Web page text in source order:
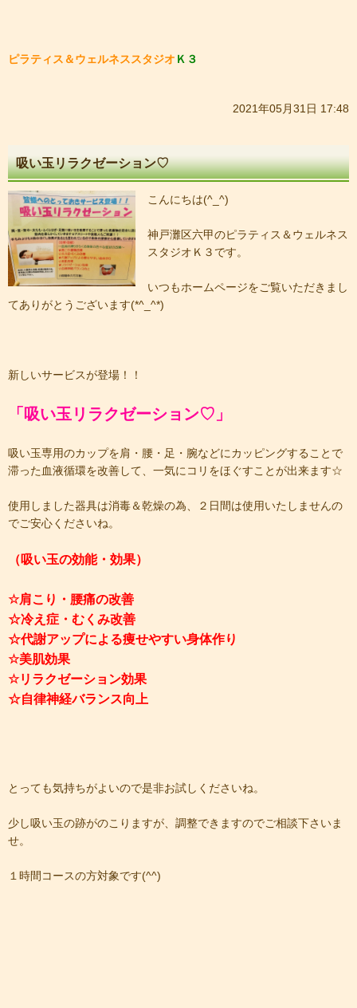
ピラティス＆ウェルネススタジオ Ｋ３
2021年05月31日 17:48
吸い玉リラクゼーション♡
こんにちは(^_^)
神戸灘区六甲のピラティス＆ウェルネス
スタジオＫ３です。
いつもホームページをご覧いただきまし
てありがとうございます(*^_^*)
新しいサービスが登場！！
「吸い玉リラクゼーション♡」
吸い玉専用のカップを肩・腰・足・腕などにカッピングすることで
滞った血液循環を改善して、一気にコリをほぐすことが出来ます☆
使用しました器具は消毒＆乾燥の為、２日間は使用いたしませんの
でご安心くださいね。
（吸い玉の効能・効果）
☆肩こり・腰痛の改善
☆冷え症・むくみ改善
☆代謝アップによる痩せやすい身体作り
☆美肌効果
☆リラクゼーション効果
☆自律神経バランス向上
とっても気持ちがよいので是非お試しくださいね。
少し吸い玉の跡がのこりますが、調整できますのでご相談下さいま
せ。
１時間コースの方対象です(^^)